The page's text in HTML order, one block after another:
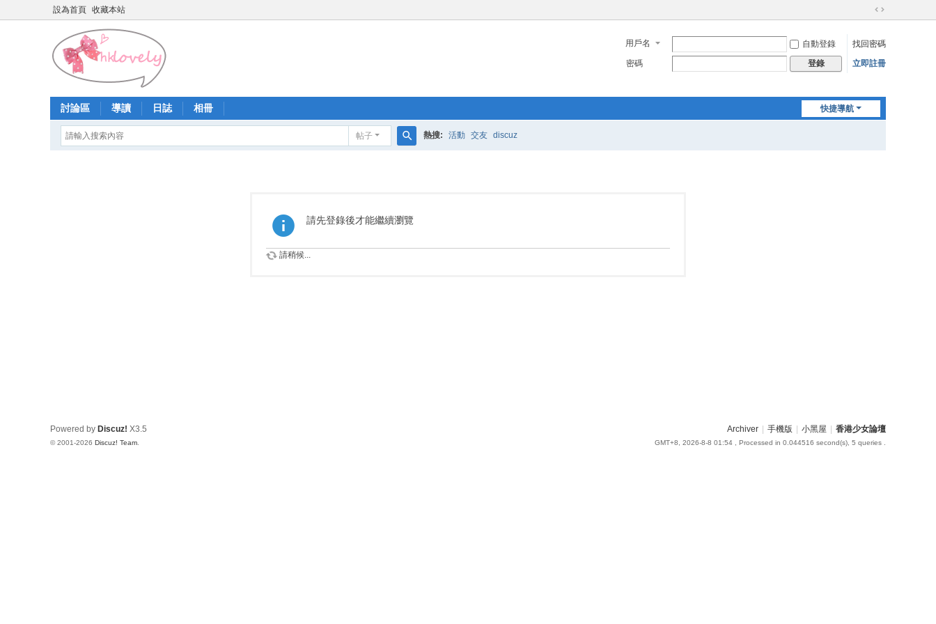
設為首頁 收藏本站
切
到
寬
用戶名 自動登錄
找回密碼
密碼
登錄 立即註冊
快捷導航
討論區 導讀 日誌 相冊
帖子 熱搜: 活動 交友 discuz
請先登錄後才能繼續瀏覽
請稍候...
Archiver 手機版 小黑屋 香港少女論壇
GMT+8, 2026-8-8 01:54 , Processed in 0.044516 second(s), 5 queries .
Powered by Discuz! X3.5
© 2001-2026 Discuz! Team